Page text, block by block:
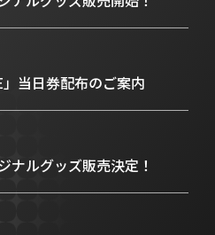
」当日券配布のご案内
ナルグッズ販売決定！